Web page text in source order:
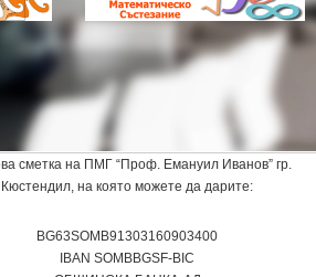
сметка на ПМГ “Проф. Емануил Иванов” гр.
Кюстендил, на която можете да дарите:
BG63SOMB91303160903400
IВAN SOMBBGSF-BIC